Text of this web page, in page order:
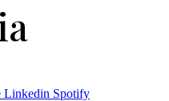
Linkedin Spotify